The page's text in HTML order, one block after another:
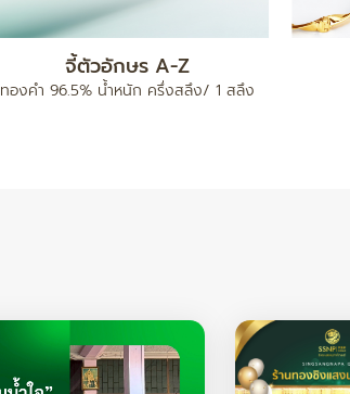
แหวน เต่าไป๊
ทองคำ 96.5% น้ำหนัก ครึ่งสลึง / 1 สลึง /